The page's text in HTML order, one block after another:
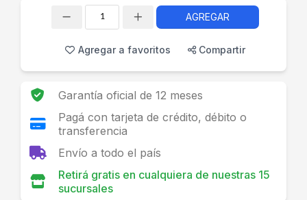
AGREGAR
Agregar a favoritos Compartir
Garantía oficial de 12 meses
Pagá con tarjeta de crédito, débito o
transferencia
Envío a todo el país
Retirá gratis en cualquiera de nuestras 15
sucursales